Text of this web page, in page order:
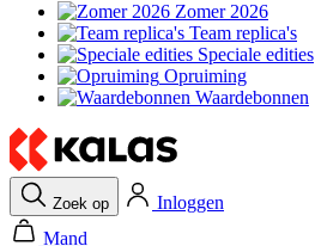
Zomer 2026
Team replica's
Speciale edities
Opruiming
Waardebonnen
Zoek op
Inloggen
Mand